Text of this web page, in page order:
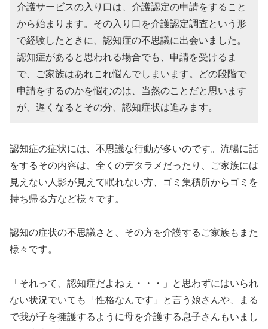
介護サービスの入り口は、介護認定の申請をすること
から始まります。その入り口を介護認定調査という形
で経験したときに、認知症の不思議に出会いました。
認知症があると思われる場合でも、申請を受けるま
で、ご家族はあれこれ悩んでしまいます。どの段階で
申請をするのかを悩むのは、当然のことだと思います
が、遅くなるとその分、認知症状は進みます。
認知症の症状には、不思議な行動が多いのです。流暢に話
をするその内容は、全くのデタラメだったり、ご家族には
見えない人影が見えて眠れない方、ゴミ集積所からゴミを
持ち帰る方など様々です。
認知の症状の不思議さと、その方を介護するご家族もまた
様々です。
「それって、認知症だよねぇ・・・」と思わずにはいられ
ない状況でいても「性格なんです」と言う娘さんや、まる
で我が子を擁護するように母を介護する息子さんもいまし